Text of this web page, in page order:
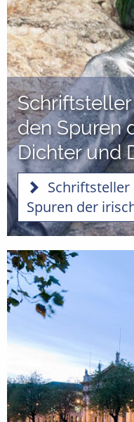
den Spuren
Dichter und
Schriftsteller
Spuren der